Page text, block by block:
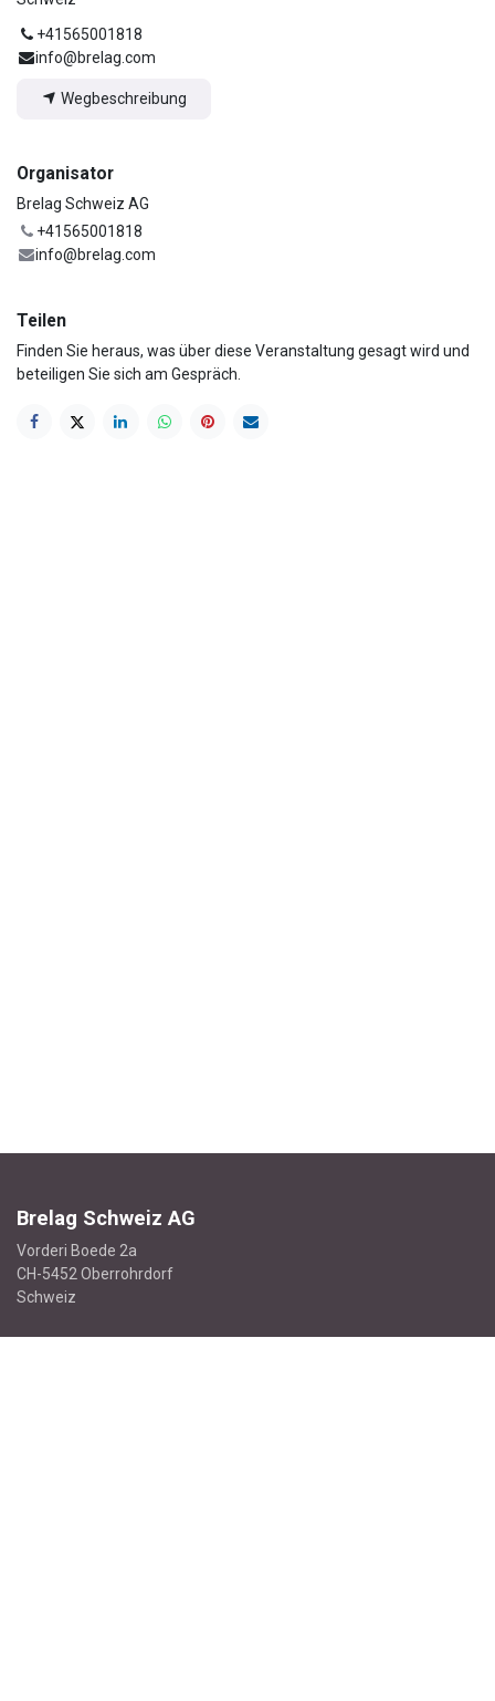
+41565001818
info@brelag.com
Wegbeschreibung
Organisator
Brelag Schweiz AG
+41565001818
info@brelag.com
Teilen
Finden Sie heraus, was über diese Veranstaltung gesagt wird und
beteiligen Sie sich am Gespräch.
Brelag Schweiz AG
Vorderi Boede 2a
CH-5452 Oberrohrdorf
Schweiz